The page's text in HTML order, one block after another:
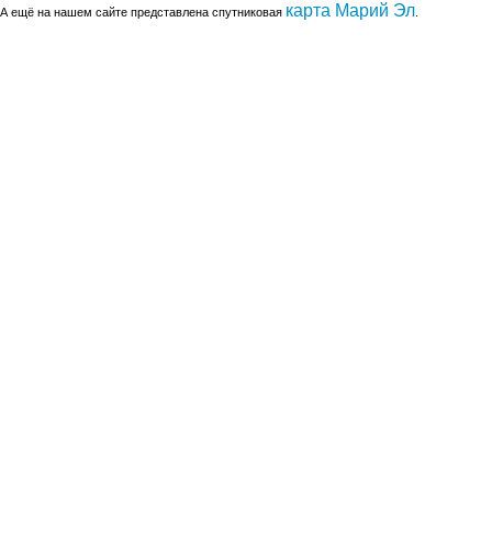
А ещё на нашем сайте представлена спутниковая карта Марий Эл